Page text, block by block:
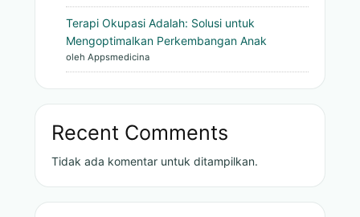
Terapi Okupasi Adalah: Solusi untuk
Mengoptimalkan Perkembangan Anak
oleh Appsmedicina
Recent Comments
Tidak ada komentar untuk ditampilkan.